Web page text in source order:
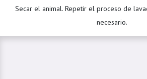
Secar el animal. Repetir el proceso de
necesario.